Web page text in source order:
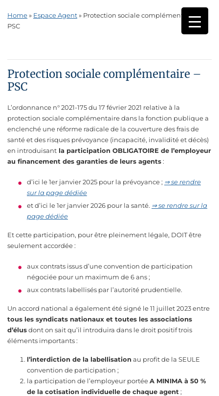
Home» Espace Agent» Protection sociale complémentaire –
PSC
Protection sociale complémentaire –
PSC
L’ordonnance n° 2021-175 du 17 février 2021 relative à la
protection sociale complémentaire dans la fonction publique a
enclenché une réforme radicale de la couverture des frais de
santé et des risques prévoyance (incapacité, invalidité et décès)
en introduisant la participation OBLIGATOIRE de l’employeur
au financement des garanties de leurs agents:
d’ici le 1er janvier 2025 pour la prévoyance ; ⇒ se rendre
sur la page dédiée
et d’ici le 1er janvier 2026 pour la santé. ⇒ se rendre sur la
page dédiée
Et cette participation, pour être pleinement légale, DOIT être
seulement accordée :
aux contrats issus d’une convention de participation
négociée pour un maximum de 6 ans ;
aux contrats labellisés par l’autorité prudentielle.
Un accord national a également été signé le 11 juillet 2023 entre
tous les syndicats nationaux et toutes les associations
d’élusdont on sait qu’il introduira dans le droit positif trois
éléments importants :
l’interdiction de la labellisation au profit de la SEULE
convention de participation ;
la participation de l’employeur portéeA MINIMA à 50 %
de la cotisation individuelle de chaque agent ;